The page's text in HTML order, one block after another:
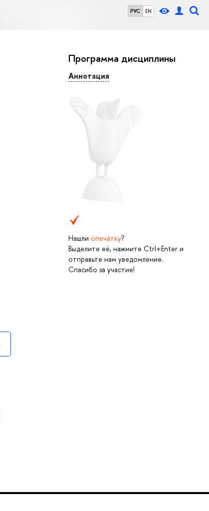
РУС EN
Программа дисциплины
Аннотация
Нашли опечатку?
Выделите её, нажмите Ctrl+Enter и
отправьте нам уведомление.
Спасибо за участие!